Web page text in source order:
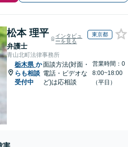
松本 理平
弁護士
インタビュ
ーを見る
東京都
青山北町法律事務所
栃木県 か
らも相談
受付中
面談方法(対面・
電話・ビデオな
ど)は応相談
営業時間：0
8:00~18:00
（平日）